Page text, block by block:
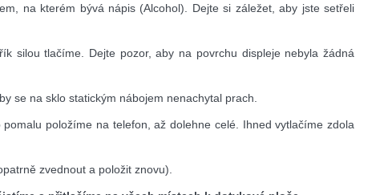
na kterém bývá nápis (Alcohol). Dejte si záležet, aby jste setřeli
silou tlačíme. Dejte pozor, aby na povrchu displeje nebyla žádná
se na sklo statickým nábojem nenachytal prach.
položíme na telefon, až dolehne celé. Ihned vytlačíme zdola
zvednout a položit znovu).